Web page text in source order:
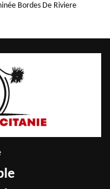
Bordes De Riviere